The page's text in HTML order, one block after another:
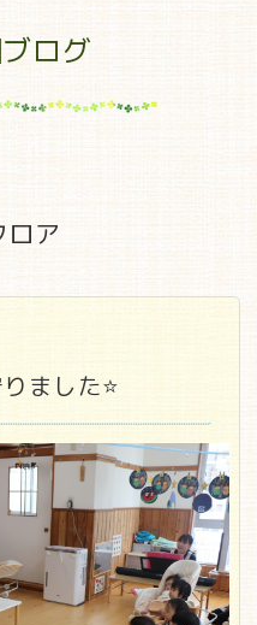
ログ
ロア
ました⭐